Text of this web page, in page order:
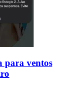
para ventos